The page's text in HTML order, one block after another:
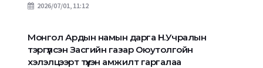
2026/07/01, 11:12
Монгол Ардын намын дарга Н.Учралын
тэргүүлсэн Засгийн газар Оюутолгойн
хэлэлцээрт түүхэн амжилт гаргалаа